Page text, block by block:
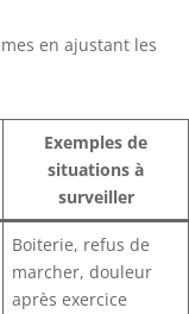
en ajustant les
Exemples de
situations à
surveiller
Boiterie, refus de
marcher, douleur
après exercice